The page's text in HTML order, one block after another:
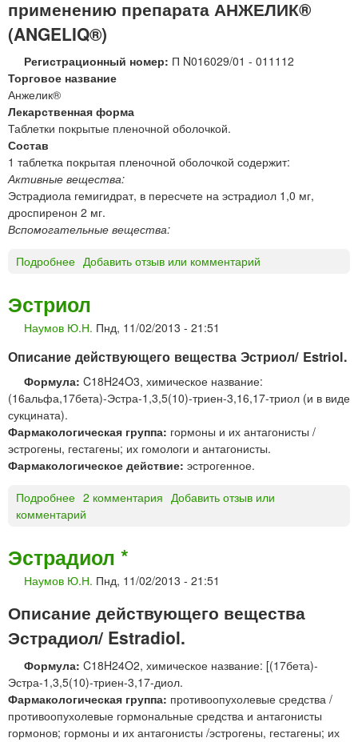
с
т
р
о
*
применению препарата АНЖЕЛИК®
(ANGELIQ®)
Регистрационный номер: П N016029/01 - 011112
Торговое название
Анжелик®
Лекарственная форма
Таблетки покрытые пленочной оболочкой.
Состав
1 таблетка покрытая пленочной оболочкой содержит:
Активные вещества:
Эстрадиола гемигидрат, в пересчете на эстрадиол 1,0 мг,
дроспиренон 2 мг.
Вспомогательные вещества:
Подробнее
Ж
Е
И
К
®
а
б
л
к
Добавить отзыв или комментарий
Эстриол
Наумов Ю.Н. Пнд, 11/02/2013 - 21:51
Описание действующего вещества Эстриол/ Estriol.
Формула: C18H24O3, химическое название:
(16альфа,17бета)-Эстра-1,3,5(10)-триен-3,16,17-триол (и в виде
сукцината).
Фармакологическая группа: гормоны и их антагонисты /
эстрогены, гестагены; их гомологи и антагонисты.
Фармакологическое действие: эстрогенное.
Подробнее
Э
р
и
л
2 комментария Добавить отзыв или
комментарий
Эстрадиол *
Наумов Ю.Н. Пнд, 11/02/2013 - 21:51
Описание действующего вещества
Эстрадиол/ Estradiol.
Формула: C18H24O2, химическое название: [(17бета)-
Эстра-1,3,5(10)-триен-3,17-диол.
Фармакологическая группа: противоопухолевые средства /
противоопухолевые гормональные средства и антагонисты
гормонов; гормоны и их антагонисты /эстрогены, гестагены; их